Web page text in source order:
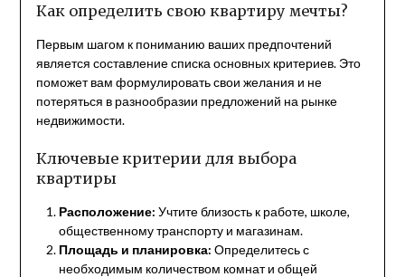
Как определить свою квартиру мечты?
Первым шагом к пониманию ваших предпочтений
является составление списка основных критериев. Это
поможет вам формулировать свои желания и не
потеряться в разнообразии предложений на рынке
недвижимости.
Ключевые критерии для выбора
квартиры
Расположение: Учтите близость к работе, школе,
общественному транспорту и магазинам.
Площадь и планировка: Определитесь с
необходимым количеством комнат и общей